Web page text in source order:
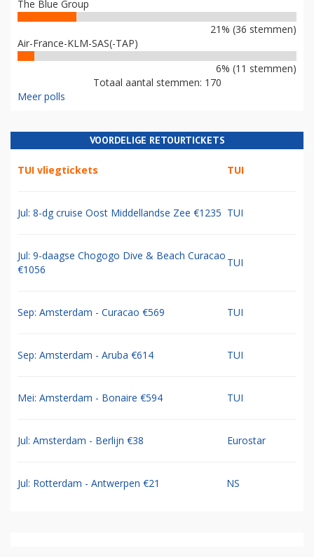
The Blue Group
21% (36 stemmen)
Air-France-KLM-SAS(-TAP)
6% (11 stemmen)
Totaal aantal stemmen: 170
Meer polls
VOORDELIGE RETOURTICKETS
TUI vliegtickets TUI
Jul: 8-dg cruise Oost Middellandse Zee €1235 TUI
Jul: 9-daagse Chogogo Dive & Beach Curacao
€1056
TUI
Sep: Amsterdam - Curacao €569 TUI
Sep: Amsterdam - Aruba €614 TUI
Mei: Amsterdam - Bonaire €594 TUI
Jul: Amsterdam - Berlijn €38 Eurostar
Jul: Rotterdam - Antwerpen €21 NS